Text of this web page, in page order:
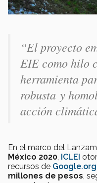
“El proyecto
EIE como hilo
herramienta
robusta y
acción
En el marco del
México 2020, ICLEI
recursos de Google.org
millones de pesos,